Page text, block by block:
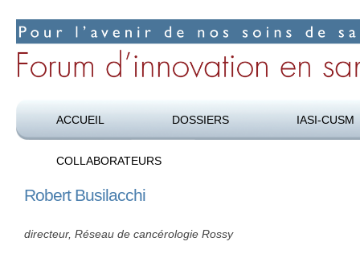
ACCUEIL DOSSIERS IASI-CUSM
COLLABORATEURS
Robert Busilacchi
directeur, Réseau de cancérologie Rossy